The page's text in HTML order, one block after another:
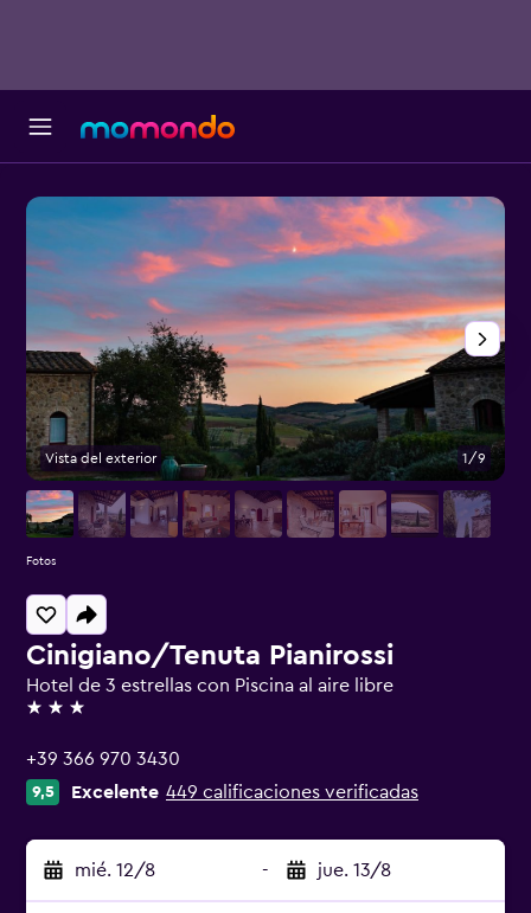
Cinigiano/Tenuta Pianirossi
Hotel de 3 estrellas con Piscina al aire libre
3 estrellas
+39 366 970 3430
9,5 Excelente 449 calificaciones verificadas
mié. 12/8 - jue. 13/8
Vista del exterior 1/9
Fotos